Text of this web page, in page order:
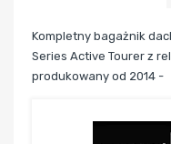
Kompletny bagażnik
Series Active Tourer z
produkowany od 2014 -